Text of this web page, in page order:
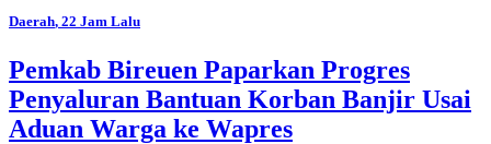
Daerah, 22 Jam Lalu
Pemkab Bireuen Paparkan Progres
Penyaluran Bantuan Korban Banjir Usai
Aduan Warga ke Wapres